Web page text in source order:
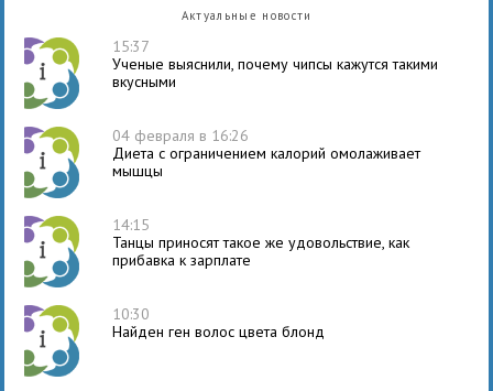
Актуальные новости
15:37
Ученые выяснили, почему чипсы кажутся такими
вкусными
04 февраля в 16:26
Диета с ограничением калорий омолаживает
мышцы
14:15
Танцы приносят такое же удовольствие, как
прибавка к зарплате
10:30
Найден ген волос цвета блонд